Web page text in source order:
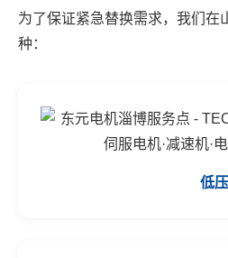
为了保证紧急替换需求，我们在
种：
低